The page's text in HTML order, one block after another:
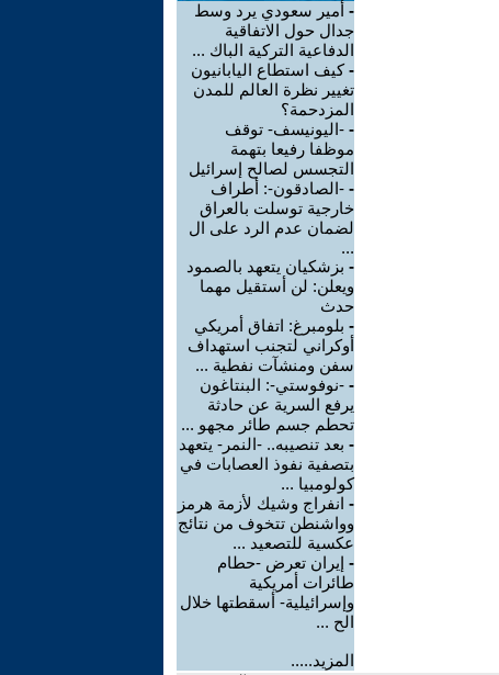
- أمير سعودي يرد وسط
جدال حول الاتفاقية
الدفاعية التركية الباك ...
-كيف استطاع اليابانيون
تغيير نظرة العالم للمدن
المزدحمة؟
- -اليونيسف- توقف
موظفا رفيعا بتهمة
التجسس لصالح إسرائيل
- -الصادقون-: أطراف
خارجية توسلت بالعراق
لضمان عدم الرد على ال
...
- بزشكيان يتعهد بالصمود
ويعلن: لن أستقيل مهما
حدث
- بلومبرغ: اتفاق أمريكي
أوكراني لتجنب استهداف
سفن ومنشآت نفطية ...
- -نوفوستي-: البنتاغون
يرفع السرية عن حادثة
تحطم جسم طائر مجهو ...
- بعد تنصيبه.. -النمر- يتعهد
بتصفية نفوذ العصابات في
كولومبيا ...
- انفراج وشيك لأزمة هرمز
وواشنطن تتخوف من نتائج
عكسية للتصعيد ...
- إيران تعرض -حطام
طائرات أمريكية
وإسرائيلية- أسقطتها خلال
الح ...
المزيد.....